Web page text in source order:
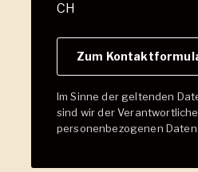
CH
Zum
Im Sinne der geltenden
sind wir der
personenbezogenen Daten.